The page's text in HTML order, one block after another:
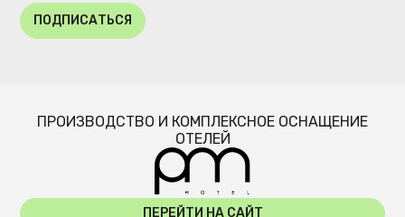
ПОДПИСАТЬСЯ
ПРОИЗВОДСТВО И КОМПЛЕКСНОЕ ОСНАЩЕНИЕ
ОТЕЛЕЙ
ПЕРЕЙТИ НА САЙТ